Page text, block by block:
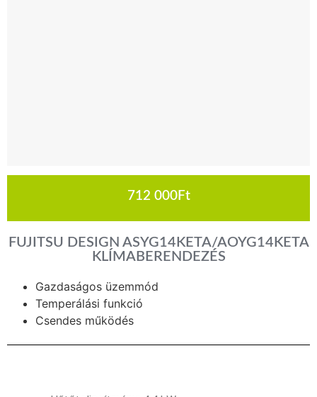
712 000Ft
FUJITSU DESIGN ASYG14KETA/AOYG14KETA
KLÍMABERENDEZÉS
Gazdaságos üzemmód
Temperálási funkció
Csendes működés